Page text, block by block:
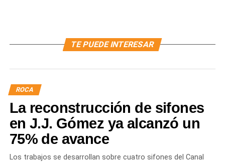
TE PUEDE INTERESAR
ROCA
La reconstrucción de sifones
en J.J. Gómez ya alcanzó un
75% de avance
Los trabajos se desarrollan sobre cuatro sifones del Canal